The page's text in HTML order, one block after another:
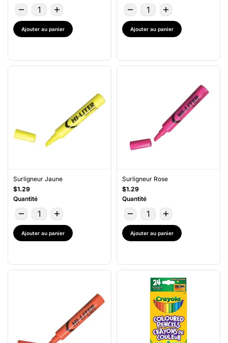
Ajouter au panier Ajouter au panier
Surligneur Jaune
$1.29
Quantité
Ajouter au panier
Surligneur Rose
$1.29
Quantité
Ajouter au panier